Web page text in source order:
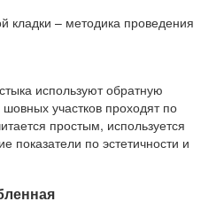
используют обратную
участков проходят по
простым, используется
показатели по эстетичности и